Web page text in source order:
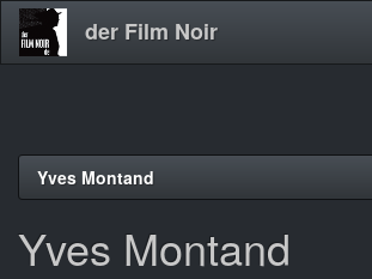
Direkt
der Film Noir
Yves Montand
Yves Montand